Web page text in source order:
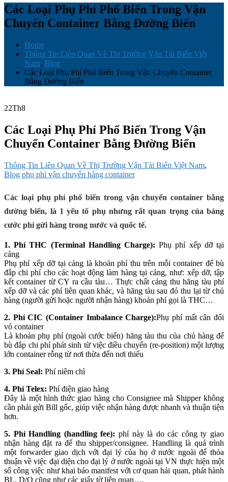
Các Loại Phụ Phí Phổ Biến Trong Vận
Chuyển Container Bằng Đường Biển
Home
Thông Tin Liên Quan Về Thị Trường Vận Tải Biển Việt
Nam, Blog
Các Loại Phụ Phí Phổ Biến Trong Vận Chuyển Container
Bằng Đường Biển
22Th8
Các Loại Phụ Phí Phổ Biến Trong Vận
Chuyển Container Bằng Đường Biển
Thông Tin Liên Quan Về Thị Trường Vận Tải Biển Việt Nam,
Blog phụ phí vận chuyển hàng container
Các loại phụ phí phổ biến trong vận chuyển container bằng
đường biển, là 1 yếu tố phụ nhưng rất quan trọng của bảng
cước phí gửi hàng trong nước và quốc tế.
1.Phí THC (Terminal Handling Charge): Phụ phí xếp dỡ tại
cảng
Phụ phí xếp dỡ tại cảng là khoản phí thu trên mỗi container để bù
đắp chi phí cho các hoạt động làm hàng tại cảng, như: xếp dỡ, tập
kết container từ CY ra cầu tàu… Thực chất cảng thu hãng tàu phí
xếp dỡ và các phí liên quan khác, và hãng tàu sau đó thu lại từ chủ
hàng (người gửi hoặc người nhận hàng) khoản phí gọi là THC…
2. Phí CIC (Container Imbalance Charge):Phụ phí mất cân đối
vỏ container
Là khoản phụ phí (ngoài cước biển) hãng tàu thu của chủ hàng để
bù đắp chi phí phát sinh từ việc điều chuyển (re-position) một lượng
lớn container rỗng từ nơi thừa đến nơi thiếu
3. Phí Seal: Phí niêm chì
4. Phí Telex: Phí điện giao hàng
Đây là một hình thức giao hàng cho Consignee mà Shipper không
cần phải gửi Bill gốc, giúp việc nhận hàng được nhanh và thuận tiện
hơn.
5. Phí Handling (handling fee): phí này là do các công ty giao
nhận hàng đặt ra để thu shipper/consignee. Handling là quá trình
một forwarder giao dịch với đại lý của họ ở nước ngoài để thỏa
thuận về việc đại diện cho đại lý ở nước ngoài tại VN thực hiện một
số công việc như khai báo manifest với cơ quan hải quan, phát hành
BL, D/O cũng như các giấy tờ liên quan….